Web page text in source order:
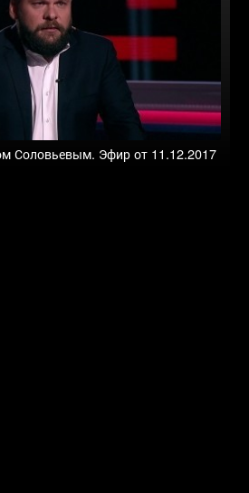
Соловьевым. Эфир от 11.12.2017